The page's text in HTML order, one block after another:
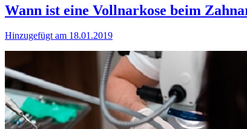
Wann ist eine Vollnarkose beim
Hinzugefügt am 18.01.2019